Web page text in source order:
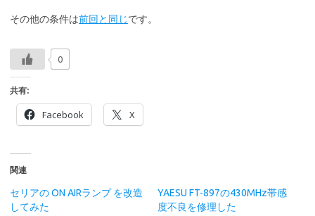
その他の条件は前回と同じです。
0
共有:
Facebook X
関連
セリアの ON AIRランプ を改造
してみた
YAESU FT-897の430MHz帯感
度不良を修理した